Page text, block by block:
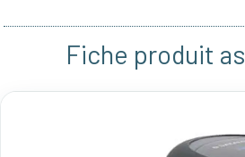
Fiche produit